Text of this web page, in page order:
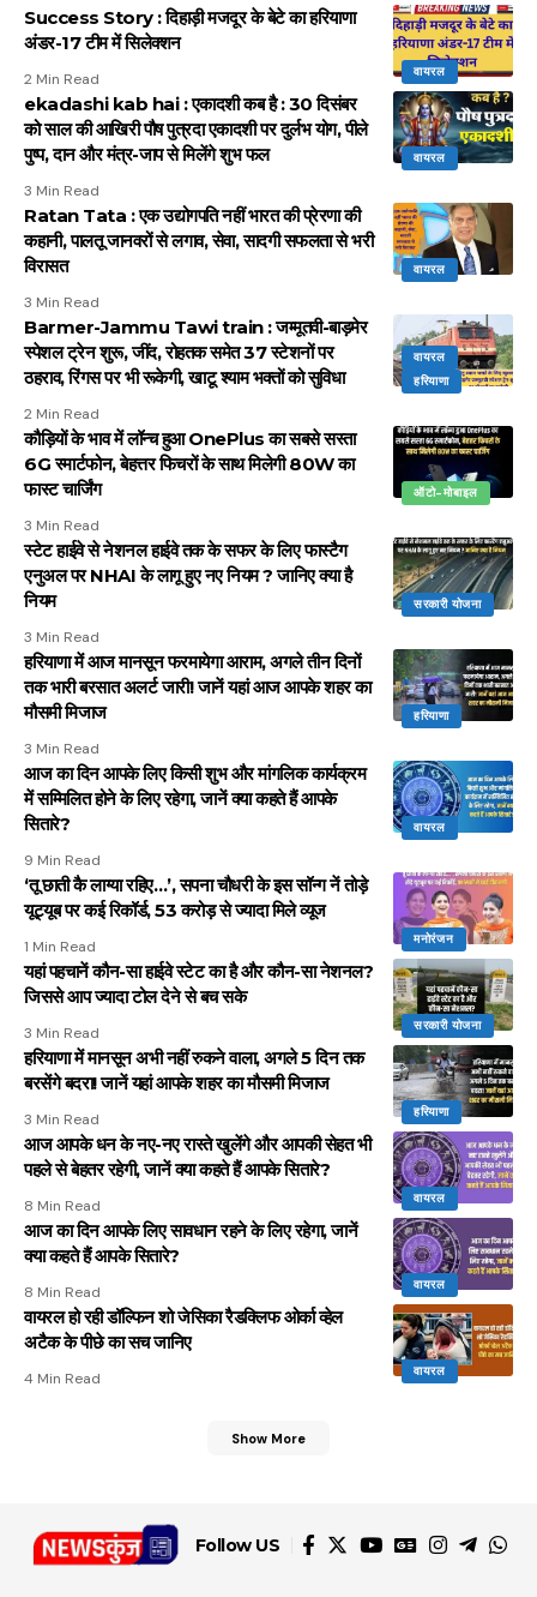
वायरल
Success Story : दिहाड़ी मजदूर के बेटे का हरियाणा
अंडर-17 टीम में सिलेक्शन
2 Min Read
वायरल
ekadashi kab hai : एकादशी कब है : 30 दिसंबर
को साल की आखिरी पौष पुत्रदा एकादशी पर दुर्लभ योग, पीले
पुष्प, दान और मंत्र-जाप से मिलेंगे शुभ फल
3 Min Read
वायरल
Ratan Tata : एक उद्योगपति नहीं भारत की प्रेरणा की
कहानी, पालतू जानवरों से लगाव, सेवा, सादगी सफलता से भरी
विरासत
3 Min Read
वायरल
हरियाणा
Barmer-Jammu Tawi train : जम्मूतवी-बाड़मेर
स्पेशल ट्रेन शुरू, जींद, रोहतक समेत 37 स्टेशनों पर
ठहराव, रिंगस पर भी रूकेगी, खाटू श्याम भक्तों को सुविधा
2 Min Read
ऑटो-मोबाइल
कौड़ियों के भाव में लॉन्च हुआ OnePlus का सबसे सस्ता
6G स्मार्टफोन, बेहत्तर फिचरों के साथ मिलेगी 80W का
फास्ट चार्जिंग
3 Min Read
सरकारी योजना
स्टेट हाईवे से नेशनल हाईवे तक के सफर के लिए फास्टैग
एनुअल पर NHAI के लागू हुए नए नियम ? जानिए क्या है
नियम
3 Min Read
हरियाणा
हरियाणा में आज मानसून फरमायेगा आराम, अगले तीन दिनों
तक भारी बरसात अलर्ट जारी! जानें यहां आज आपके शहर का
मौसमी मिजाज
3 Min Read
वायरल
आज का दिन आपके लिए किसी शुभ और मांगलिक कार्यक्रम
में सम्मिलित होने के लिए रहेगा, जानें क्या कहते हैं आपके
सितारे?
9 Min Read
मनोरंजन
‘तू छाती कै लाग्या रहिए…’, सपना चौधरी के इस सॉन्ग नें तोड़े
यूट्यूब पर कई रिकॉर्ड, 53 करोड़ से ज्यादा मिले व्यूज
1 Min Read
सरकारी योजना
यहां पहचानें कौन-सा हाईवे स्टेट का है और कौन-सा नेशनल?
जिससे आप ज्यादा टोल देने से बच सके
3 Min Read
हरियाणा
हरियाणा में मानसून अभी नहीं रुकने वाला, अगले 5 दिन तक
बरसेंगे बदरा! जानें यहां आपके शहर का मौसमी मिजाज
3 Min Read
वायरल
आज आपके धन के नए-नए रास्ते खुलेंगे और आपकी सेहत भी
पहले से बेहतर रहेगी, जानें क्या कहते हैं आपके सितारे?
8 Min Read
वायरल
आज का दिन आपके लिए सावधान रहने के लिए रहेगा, जानें
क्या कहते हैं आपके सितारे?
8 Min Read
वायरल
वायरल हो रही डॉल्फिन शो जेसिका रैडक्लिफ ओर्का व्हेल
अटैक के पीछे का सच जानिए
4 Min Read
Show More
Follow US